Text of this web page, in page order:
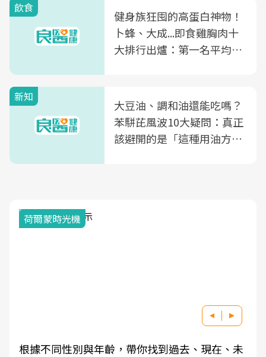
飲食
健身族狂囤的高蛋白神物！
卜蜂、大成...即食雞胸肉十
大排行出爐：第一名平均一
新知
大豆油、調和油還能吃嗎？
苯駢芘風波10大疑問：真正
該避開的是「這種用油方
荷爾蒙時光機
根據不同性別與年齡，帶你找到過去、現在、未